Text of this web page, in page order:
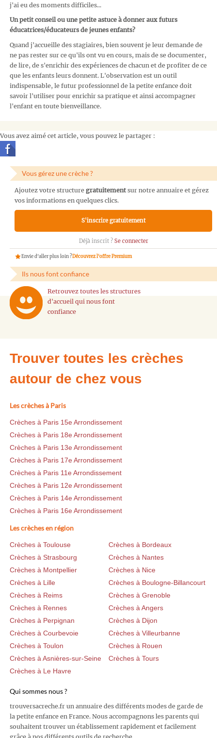
j'ai eu des moments difficiles...
Un petit conseil ou une petite astuce à donner aux futurs
éducatrices/éducateurs de jeunes enfants?
Quand j'accueille des stagiaires, bien souvent je leur demande de
ne pas rester sur ce qu'ils ont vu en cours, mais de se documenter,
de lire, de s'enrichir des expériences de chacun et de profiter de ce
que les enfants leurs donnent. L'observation est un outil
indispensable, le futur professionnel de la petite enfance doit
savoir l'utiliser pour enrichir sa pratique et ainsi accompagner
l'enfant en toute bienveillance.
Vous avez aimé cet article, vous pouvez le partager :
Vous gérez une crèche ?
Ajoutez votre structure gratuitementsur notre annuaire et gérez
vos informations en quelques clics.
S'inscrire gratuitement
Déjà inscrit ? Se connecter
Envie d'aller plus loin ?Découvrez l'offre Premium
Ils nous font confiance
Retrouvez toutes les structures
d'accueil qui nous font
confiance
Trouver toutes les crèches
autour de chez vous
Les crèches à Paris
Crèches à Paris 15e Arrondissement
Crèches à Paris 18e Arrondissement
Crèches à Paris 13e Arrondissement
Crèches à Paris 17e Arrondissement
Crèches à Paris 11e Arrondissement
Crèches à Paris 12e Arrondissement
Crèches à Paris 14e Arrondissement
Crèches à Paris 16e Arrondissement
Les crèches en région
Crèches à Toulouse
Crèches à Bordeaux
Crèches à Strasbourg
Crèches à Nantes
Crèches à Montpellier
Crèches à Nice
Crèches à Lille
Crèches à Boulogne-Billancourt
Crèches à Reims
Crèches à Grenoble
Crèches à Rennes
Crèches à Angers
Crèches à Perpignan
Crèches à Dijon
Crèches à Courbevoie
Crèches à Villeurbanne
Crèches à Toulon
Crèches à Rouen
Crèches à Asnières-sur-Seine
Crèches à Tours
Crèches à Le Havre
Qui sommes nous ?
trouversacreche.fr un annuaire des différents modes de garde de
la petite enfance en France. Nous accompagnons les parents qui
souhaitent trouver un établissement rapidement et facilement